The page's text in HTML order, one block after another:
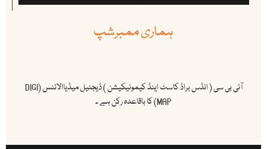
ہماری ممبرشپ
آئی بی سی ( انڈس براڈ کاسٹ اینڈ کیمونیکیشن ) ڈیجٹیل میڈیاالائنس (DIGI
MAP) کا باقاعدہ رکن ہے ۔